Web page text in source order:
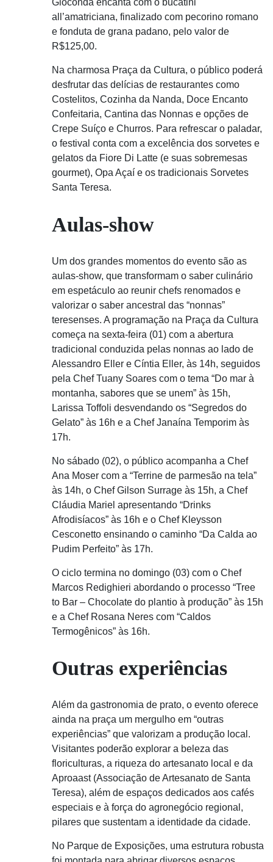
Gioconda encanta com o bucatini
all’amatriciana, finalizado com pecorino romano
e fonduta de grana padano, pelo valor de
R$125,00.
Na charmosa Praça da Cultura, o público poderá
desfrutar das delícias de restaurantes como
Costelitos, Cozinha da Nanda, Doce Encanto
Confeitaria, Cantina das Nonnas e opções de
Crepe Suíço e Churros. Para refrescar o paladar,
o festival conta com a excelência dos sorvetes e
gelatos da Fiore Di Latte (e suas sobremesas
gourmet), Opa Açaí e os tradicionais Sorvetes
Santa Teresa.
Aulas-show
Um dos grandes momentos do evento são as
aulas-show, que transformam o saber culinário
em espetáculo ao reunir chefs renomados e
valorizar o saber ancestral das “nonnas”
teresenses. A programação na Praça da Cultura
começa na sexta-feira (01) com a abertura
tradicional conduzida pelas nonnas ao lado de
Alessandro Eller e Cíntia Eller, às 14h, seguidos
pela Chef Tuany Soares com o tema “Do mar à
montanha, sabores que se unem” às 15h,
Larissa Toffoli desvendando os “Segredos do
Gelato” às 16h e a Chef Janaína Temporim às
17h.
No sábado (02), o público acompanha a Chef
Ana Moser com a “Terrine de parmesão na tela”
às 14h, o Chef Gilson Surrage às 15h, a Chef
Cláudia Mariel apresentando “Drinks
Afrodisíacos” às 16h e o Chef Kleysson
Cesconetto ensinando o caminho “Da Calda ao
Pudim Perfeito” às 17h.
O ciclo termina no domingo (03) com o Chef
Marcos Redighieri abordando o processo “Tree
to Bar – Chocolate do plantio à produção” às 15h
e a Chef Rosana Neres com “Caldos
Termogênicos” às 16h.
Outras experiências
Além da gastronomia de prato, o evento oferece
ainda na praça um mergulho em “outras
experiências” que valorizam a produção local.
Visitantes poderão explorar a beleza das
floriculturas, a riqueza do artesanato local e da
Aproaast (Associação de Artesanato de Santa
Teresa), além de espaços dedicados aos cafés
especiais e à força do agronegócio regional,
pilares que sustentam a identidade da cidade.
No Parque de Exposições, uma estrutura robusta